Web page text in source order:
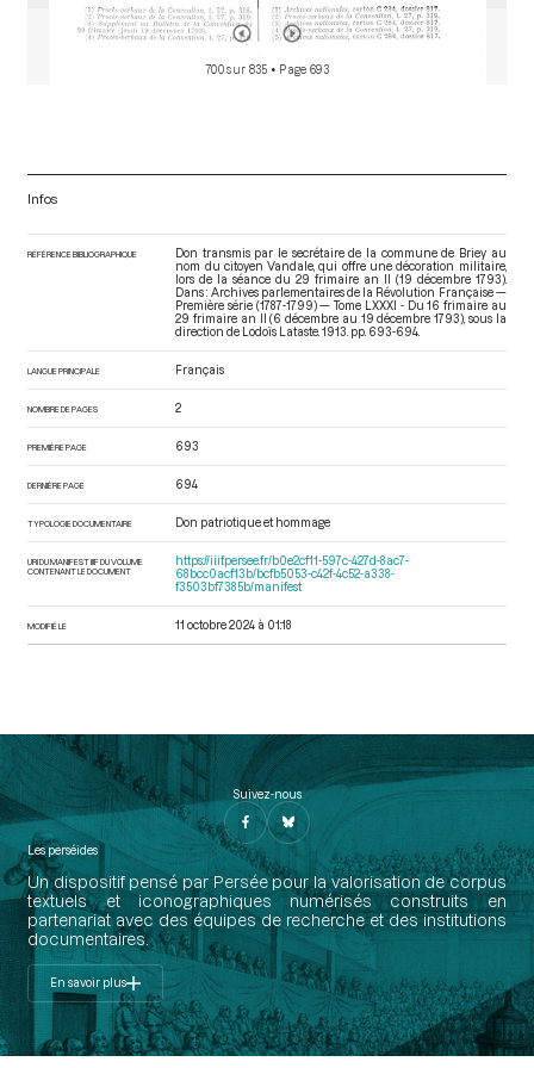
700 sur 835 • Page 693
Infos
RÉFÉRENCE BIBLIOGRAPHIQUE
Don transmis par le secrétaire de la commune de Briey au
nom du citoyen Vandale, qui offre une décoration militaire,
lors de la séance du 29 frimaire an II (19 décembre 1793).
Dans : Archives parlementaires de la Révolution Française —
Première série (1787-1799) — Tome LXXXI - Du 16 frimaire au
29 frimaire an II (6 décembre au 19 décembre 1793) , sous la
direction de Lodoïs Lataste. 1913. pp. 693-694.
LANGUE PRINCIPALE Français
NOMBRE DE PAGES 2
PREMIÈRE PAGE 693
DERNIÈRE PAGE 694
TYPOLOGIE DOCUMENTAIRE Don patriotique et hommage
URI DU MANIFEST IIIF DU VOLUME
CONTENANT LE DOCUMENT
https://iiif.persee.fr/b0e2cf11-597c-427d-8ac7-
68bcc0acf13b/bcfb5053-c42f-4c52-a338-
f3503bf7385b/manifest
MODIFIÉ LE 11 octobre 2024 à 01:18
Suivez-nous
Les perséides
Un dispositif pensé par Persée pour la valorisation de corpus
textuels et iconographiques numérisés construits en
partenariat avec des équipes de recherche et des institutions
documentaires.
En savoir plus